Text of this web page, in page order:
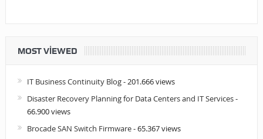
MOST VIEWED
IT Business Continuity Blog- 201.666 views
Disaster Recovery Planning for Data Centers and IT Services-
66.900 views
Brocade SAN Switch Firmware- 65.367 views